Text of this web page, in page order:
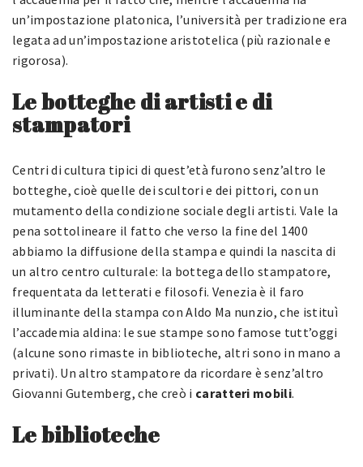
un’impostazione platonica, l’università per tradizione era
legata ad un’impostazione aristotelica (più razionale e
rigorosa).
Le botteghe di artisti e di
stampatori
Centri di cultura tipici di quest’età furono senz’altro le
botteghe, cioè quelle dei scultori e dei pittori, con un
mutamento della condizione sociale degli artisti. Vale la
pena sottolineare il fatto che verso la fine del 1400
abbiamo la diffusione della stampa e quindi la nascita di
un altro centro culturale: la bottega dello stampatore,
frequentata da letterati e filosofi. Venezia è il faro
illuminante della stampa con Aldo Ma nunzio, che istituì
l’accademia aldina: le sue stampe sono famose tutt’oggi
(alcune sono rimaste in biblioteche, altri sono in mano a
privati). Un altro stampatore da ricordare è senz’altro
Giovanni Gutemberg, che creò i caratteri mobili.
Le biblioteche